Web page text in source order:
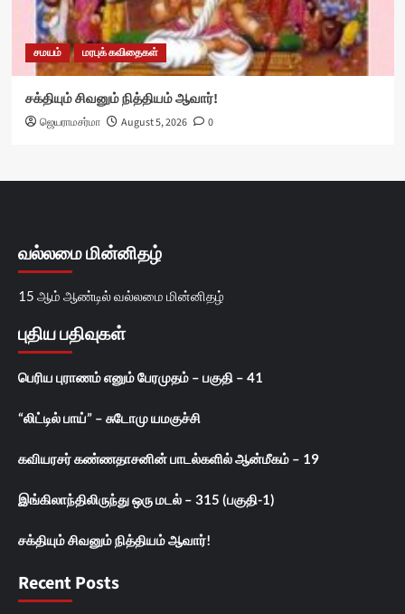
சமயம் மரபுக் கவிதைகள்
சக்தியும் சிவனும் நித்தியம் ஆவார்!
ஜெயராமசர்மா August 5, 2026 0
வல்லமை மின்னிதழ்
15 ஆம் ஆண்டில் வல்லமை மின்னிதழ்
புதிய பதிவுகள்
பெரிய புராணம் எனும் பேரமுதம் – பகுதி – 41
“லிட்டில் பாய்” – சுடோமு யமகுச்சி
கவியரசர் கண்ணதாசனின் பாடல்களில் ஆன்மீகம் – 19
இங்கிலாந்திலிருந்து ஒரு மடல் – 315 (பகுதி-1)
சக்தியும் சிவனும் நித்தியம் ஆவார்!
Recent Posts